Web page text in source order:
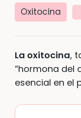
Oxitocina
La oxitocina,
“hormona del
esencial en el